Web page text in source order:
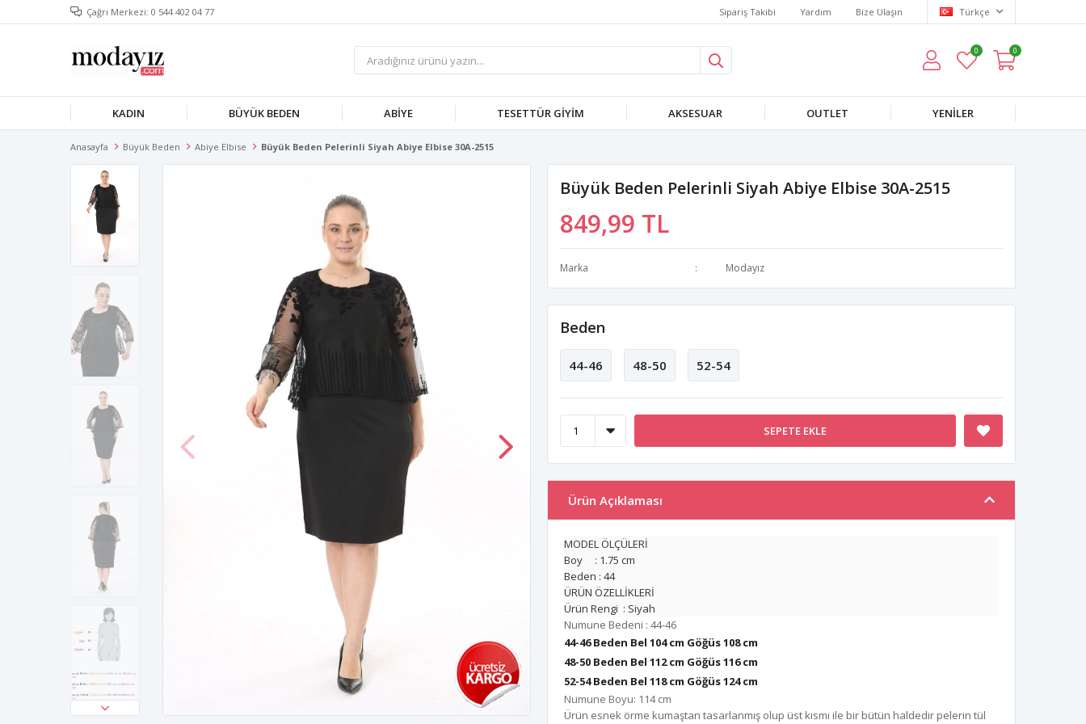
Çağrı Merkezi: 0 544 402 04 77 Sipariş Takibi Yardım Bize Ulaşın Türkçe
0 0
KADIN BÜYÜK BEDEN ABIYE TESETTÜR GIYIM AKSESUAR OUTLET YENILER
Anasayfa Büyük Beden Abiye Elbise Büyük Beden Pelerinli Siyah Abiye Elbise 30A-2515
Büyük Beden Pelerinli Siyah Abiye Elbise 30A-2515
849,99 TL
Marka Modayız
Beden
44-46 48-50 52-54
SEPETE EKLE
Ürün Açıklaması
MODEL ÖLÇÜLERİ
Boy : 1.75 cm
Beden : 44
ÜRÜN ÖZELLİKLERİ
Ürün Rengi : Siyah
Numune Bedeni : 44-46
44-46 Beden Bel 104 cm Göğüs 108 cm
48-50 Beden Bel 112 cm Göğüs 116 cm
52-54 Beden Bel 118 cm Göğüs 124 cm
Numune Boyu: 114 cm
Ürün esnek örme kumaştan tasarlanmış olup üst kısmı ile bir bütün haldedir pelerin tül